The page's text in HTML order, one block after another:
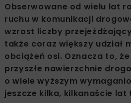
Obserwowane od wielu lat
ruchu w komunikacji
wzrost liczby
także coraz większy udział
obciążeń osi. Oznacza to,
przyszłe nawierzchnie
o wiele wyższym
jeszcze kilka, kilkanaście lat